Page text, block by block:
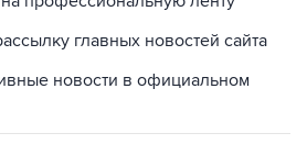
главных новостей сайта
новости в официальном